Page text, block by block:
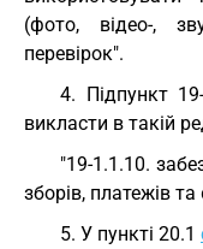
(фото, відео-,
перевірок".
4. Підпункт
викласти в такій
"19-1.1.10.
зборів, платежів
5. У пункті 20.1